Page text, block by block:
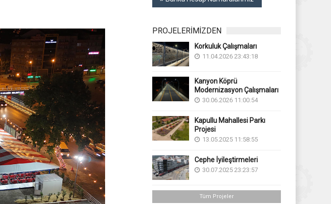
PROJELERİMİZDEN
Korkuluk Çalışmaları
11.04.2026 23:43:18
Kanyon Köprü
Modernizasyon Çalışmaları
30.06.2026 11:00:54
Kapullu Mahallesi Parkı
Projesi
13.05.2025 11:58:55
Cephe İyileştirmeleri
30.07.2025 23:23:57
Tüm Projeler